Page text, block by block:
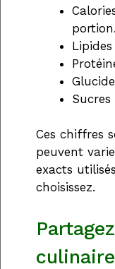
portion.
Ces chiffres
peuvent
exacts
choisissez.
culinaire